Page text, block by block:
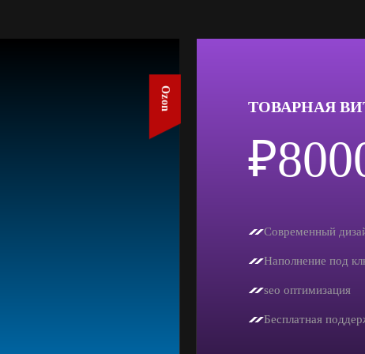
Ozon ТОВАРНАЯ
Современный
Наполнение под
seo оптимизация
Бесплатная